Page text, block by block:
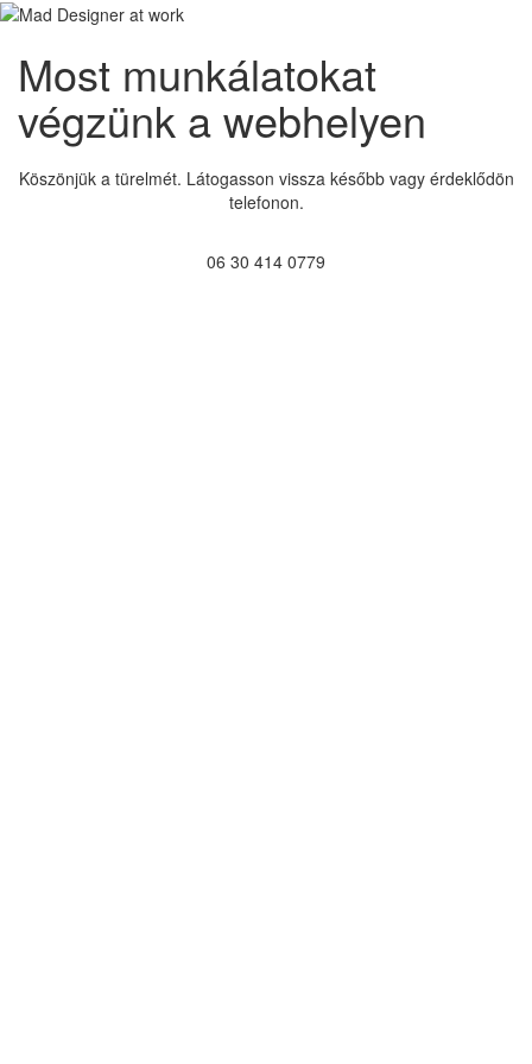
Most munkálatokat
végzünk a webhelyen
Köszönjük a türelmét. Látogasson vissza később vagy érdeklődön
telefonon.
06 30 414 0779